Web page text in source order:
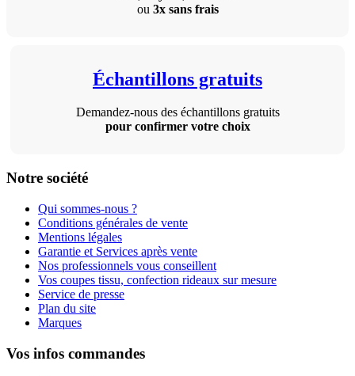
ou 3x sans frais
Échantillons gratuits
Demandez-nous des échantillons gratuits
pour confirmer votre choix
Notre société
Qui sommes-nous ?
Conditions générales de vente
Mentions légales
Garantie et Services après vente
Nos professionnels vous conseillent
Vos coupes tissu, confection rideaux sur mesure
Service de presse
Plan du site
Marques
Vos infos commandes